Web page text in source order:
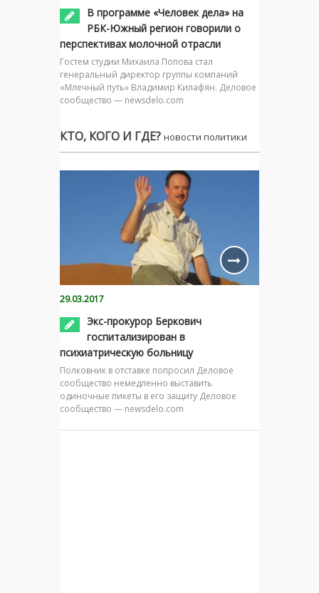
В программе «Человек дела» на
РБК-Южный регион говорили о
перспективах молочной отрасли
Гостем студии Михаила Попова стал
генеральный директор группы компаний
«Млечный путь» Владимир Килафян. Деловое
сообщество — newsdelo.com
КТО, КОГО И ГДЕ? новости политики
29.03.2017
Экс-прокурор Беркович
госпитализирован в
психиатрическую больницу
Полковник в отставке попросил Деловое
сообщество немедленно выставить
одиночные пикеты в его защиту Деловое
сообщество — newsdelo.com